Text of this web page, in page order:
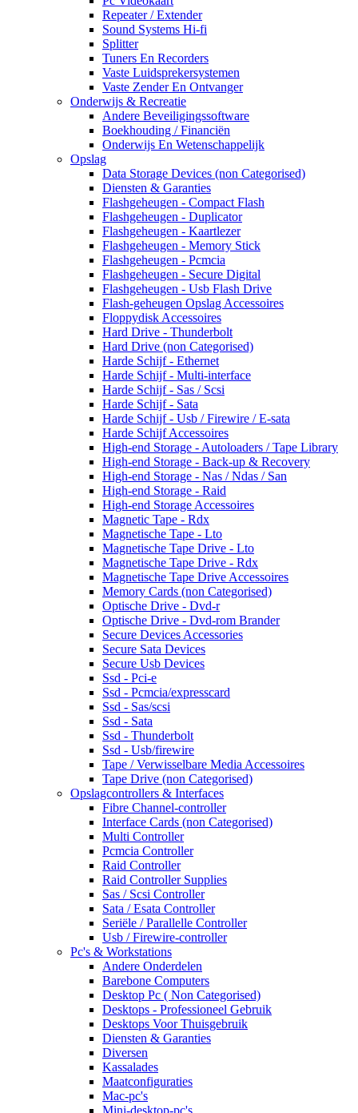
Repeater / Extender
Sound Systems Hi-fi
Splitter
Tuners En Recorders
Vaste Luidsprekersystemen
Vaste Zender En Ontvanger
Onderwijs & Recreatie
Andere Beveiligingssoftware
Boekhouding / Financiën
Onderwijs En Wetenschappelijk
Opslag
Data Storage Devices (non Categorised)
Diensten & Garanties
Flashgeheugen - Compact Flash
Flashgeheugen - Duplicator
Flashgeheugen - Kaartlezer
Flashgeheugen - Memory Stick
Flashgeheugen - Pcmcia
Flashgeheugen - Secure Digital
Flashgeheugen - Usb Flash Drive
Flash-geheugen Opslag Accessoires
Floppydisk Accessoires
Hard Drive - Thunderbolt
Hard Drive (non Categorised)
Harde Schijf - Ethernet
Harde Schijf - Multi-interface
Harde Schijf - Sas / Scsi
Harde Schijf - Sata
Harde Schijf - Usb / Firewire / E-sata
Harde Schijf Accessoires
High-end Storage - Autoloaders / Tape Library
High-end Storage - Back-up & Recovery
High-end Storage - Nas / Ndas / San
High-end Storage - Raid
High-end Storage Accessoires
Magnetic Tape - Rdx
Magnetische Tape - Lto
Magnetische Tape Drive - Lto
Magnetische Tape Drive - Rdx
Magnetische Tape Drive Accessoires
Memory Cards (non Categorised)
Optische Drive - Dvd-r
Optische Drive - Dvd-rom Brander
Secure Devices Accessories
Secure Sata Devices
Secure Usb Devices
Ssd - Pci-e
Ssd - Pcmcia/expresscard
Ssd - Sas/scsi
Ssd - Sata
Ssd - Thunderbolt
Ssd - Usb/firewire
Tape / Verwisselbare Media Accessoires
Tape Drive (non Categorised)
Opslagcontrollers & Interfaces
Fibre Channel-controller
Interface Cards (non Categorised)
Multi Controller
Pcmcia Controller
Raid Controller
Raid Controller Supplies
Sas / Scsi Controller
Sata / Esata Controller
Seriële / Parallelle Controller
Usb / Firewire-controller
Pc's & Workstations
Andere Onderdelen
Barebone Computers
Desktop Pc ( Non Categorised)
Desktops - Professioneel Gebruik
Desktops Voor Thuisgebruik
Diensten & Garanties
Diversen
Kassalades
Maatconfiguraties
Mac-pc's
Mini-desktop-pc's